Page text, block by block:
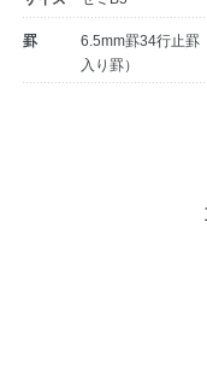
罫
6.5mm罫34行止罫
入り罫）